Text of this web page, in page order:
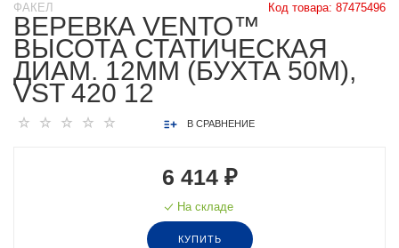
Код товара: 87475496
ФАКЕЛ
ВЕРЕВКА VENTO™
ВЫСОТА СТАТИЧЕСКАЯ
ДИАМ. 12ММ (БУХТА 50М),
VST 420 12
В СРАВНЕНИЕ
6 414 ₽
На складе
КУПИТЬ